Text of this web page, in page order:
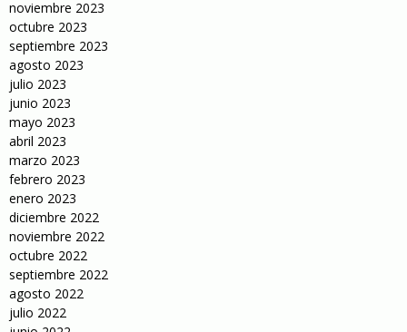
noviembre 2023
octubre 2023
septiembre 2023
agosto 2023
julio 2023
junio 2023
mayo 2023
abril 2023
marzo 2023
febrero 2023
enero 2023
diciembre 2022
noviembre 2022
octubre 2022
septiembre 2022
agosto 2022
julio 2022